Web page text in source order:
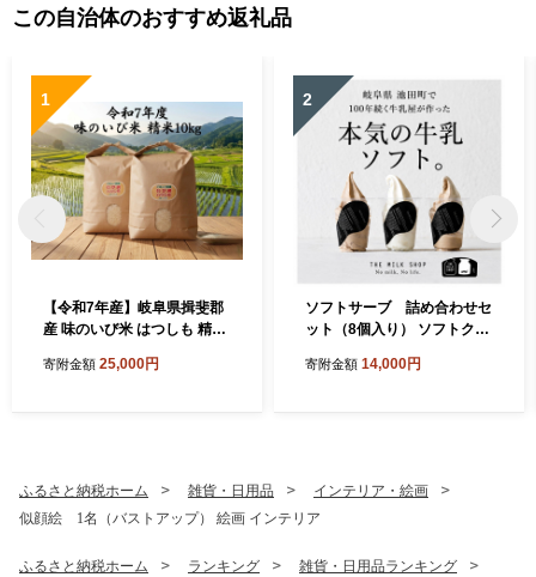
この自治体のおすすめ返礼品
1
【令和7年産】岐阜県揖斐郡
産 味のいび米 はつしも 精米
寄附金額 25,000円
2
ソフトサーブ 詰め合わせセ
ット（8個入り） ソフトクリ
キャラメルナッツ チョコト
寄附金額 14,000円
ふるさと納税ホーム 雑貨・日用品
インテリア・絵画
似顔絵 1名（バストアップ） 絵画 インテリア
ふるさと納税ホーム ランキング 雑貨・日用品ランキング